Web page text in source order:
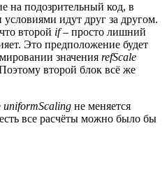
на подозрительный код, в
идут друг за другом.
второй if– просто лишний
Это предположение будет
значения refScale
второй блок всё же
uniformScaling не меняется
все расчёты можно было бы